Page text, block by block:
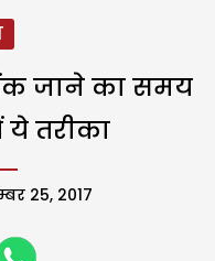
जाने का समय
ये तरीका
25, 2017